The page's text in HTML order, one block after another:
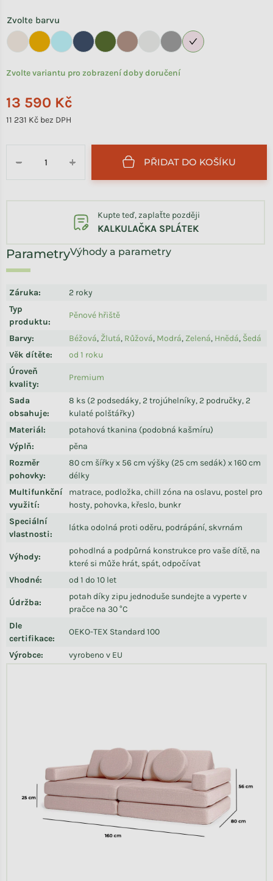
13 590 Kč
11 231 Kč bez DPH
Zvolte variantu pro zobrazení doby doručení
Zvolte barvu
+
− PŘIDAT DO KOŠÍKU
Výhody a parametry
Záruka:
2 roky
Typ
produktu:
Pěnové hřiště
Barvy: Béžová, Žlutá, Růžová, Modrá, Zelená, Hnědá, Šedá
Věk dítěte:
od 1 roku
Úroveň
kvality:
Premium
Sada
obsahuje:
8 ks (2 podsedáky, 2 trojúhelníky, 2 područky, 2
kulaté polštářky)
Materiál:
potahová tkanina (podobná kašmíru)
Výplň:
pěna
Rozměr
pohovky:
80 cm šířky x 56 cm výšky (25 cm sedák) x 160 cm
délky
Multifunkční
využití:
matrace, podložka, chill zóna na oslavu, postel pro
hosty, pohovka, křeslo, bunkr
Speciální
vlastnosti:
látka odolná proti oděru, podrápání, skvrnám
Výhody:
pohodlná a podpůrná konstrukce pro vaše dítě, na
které si může hrát, spát, odpočívat
Vhodné: od 1 do 10 let
Údržba:
potah díky zipu jednoduše sundejte a vyperte v
pračce na 30 °C
Dle
certifikace:
OEKO-TEX Standard 100
Výrobce: vyrobeno v EU
Kupte teď, zaplaťte později
KALKULAČKA SPLÁTEK